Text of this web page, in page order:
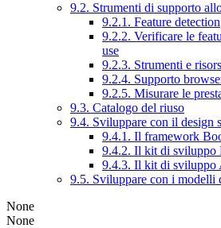
9.2. Strumenti di supporto
9.2.1. Feature detection
9.2.2. Verificare le
use
9.2.3. Strumenti e
9.2.4. Supporto
9.2.5. Misurare le
9.3. Catalogo del riuso
9.4. Sviluppare con il design
9.4.1. Il framework
9.4.2. Il kit di sviluppo
9.4.3. Il kit di sviluppo
9.5. Sviluppare con i modelli
None
None